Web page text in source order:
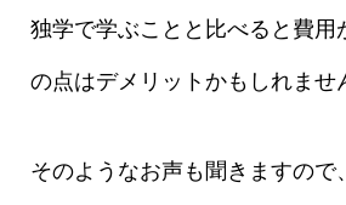
独学で学ぶことと比べると費用
の点はデメリットかもしれませ
そのようなお声も聞きますので